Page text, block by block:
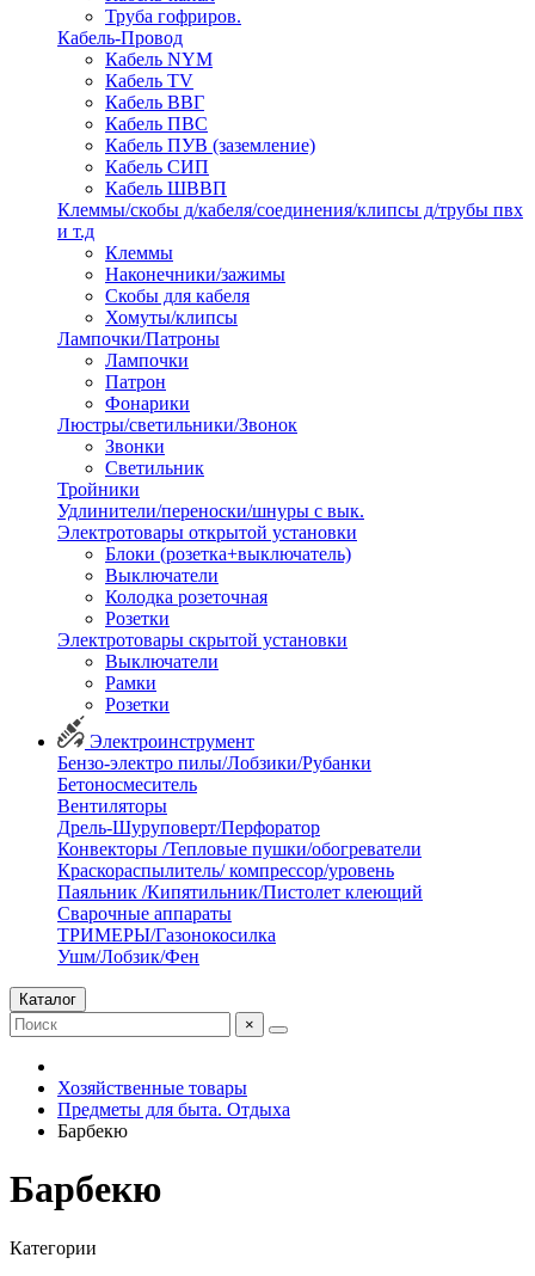
Труба гофриров.
Кабель-Провод
Кабель NYM
Кабель TV
Кабель ВВГ
Кабель ПВС
Кабель ПУВ (заземление)
Кабель СИП
Кабель ШВВП
Клеммы/скобы д/кабеля/соединения/клипсы д/трубы пвх
и т.д
Клеммы
Наконечники/зажимы
Скобы для кабеля
Хомуты/клипсы
Лампочки/Патроны
Лампочки
Патрон
Фонарики
Люстры/светильники/Звонок
Звонки
Светильник
Тройники
Удлинители/переноски/шнуры с вык.
Электротовары открытой установки
Блоки (розетка+выключатель)
Выключатели
Колодка розеточная
Розетки
Электротовары скрытой установки
Выключатели
Рамки
Розетки
Электроинструмент
Бензо-электро пилы/Лобзики/Рубанки
Бетоносмеситель
Вентиляторы
Дрель-Шуруповерт/Перфоратор
Конвекторы /Тепловые пушки/обогреватели
Краскораспылитель/ компрессор/уровень
Паяльник /Кипятильник/Пистолет клеющий
Сварочные аппараты
ТРИМЕРЫ/Газонокосилка
Ушм/Лобзик/Фен
Каталог
×
Хозяйственные товары
Предметы для быта. Отдыха
Барбекю
Барбекю
Категории